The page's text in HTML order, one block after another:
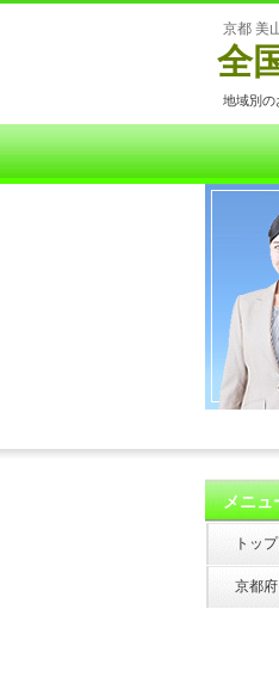
京都 美
全
地域別の
メニュ
トップ
京都府